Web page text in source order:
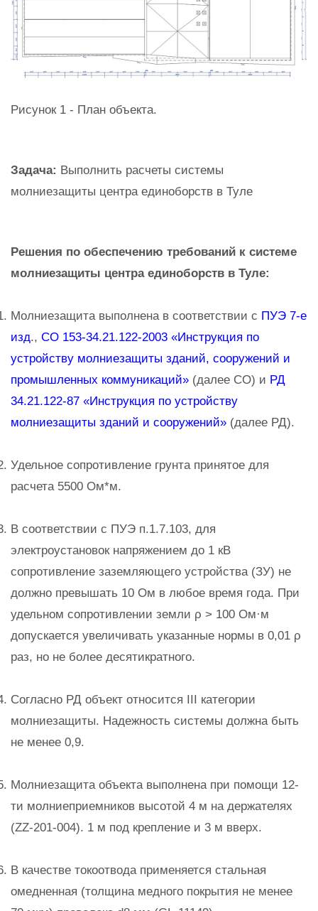
Рисунок 1 - План объекта.
Задача: Выполнить расчеты системы
молниезащиты центра единоборств в Туле
Решения по обеспечению требований к системе
молниезащиты центра единоборств в Туле:
Молниезащита выполнена в соответствии с ПУЭ 7-е
изд., СО 153-34.21.122-2003 «Инструкция по
устройству молниезащиты зданий, сооружений и
промышленных коммуникаций» (далее СО) и РД
34.21.122-87 «Инструкция по устройству
молниезащиты зданий и сооружений» (далее РД).
Удельное сопротивление грунта принятое для
расчета 5500 Ом*м.
В соответствии с ПУЭ п.1.7.103, для
электроустановок напряжением до 1 кВ
сопротивление заземляющего устройства (ЗУ) не
должно превышать 10 Ом в любое время года. При
удельном сопротивлении земли ρ > 100 Ом·м
допускается увеличивать указанные нормы в 0,01 ρ
раз, но не более десятикратного.
Согласно РД объект относится III категории
молниезащиты. Надежность системы должна быть
не менее 0,9.
Молниезащита объекта выполнена при помощи 12-
ти молниеприемников высотой 4 м на держателях
(ZZ-201-004). 1 м под крепление и 3 м вверх.
В качестве токоотвода применяется стальная
омедненная (толщина медного покрытия не менее